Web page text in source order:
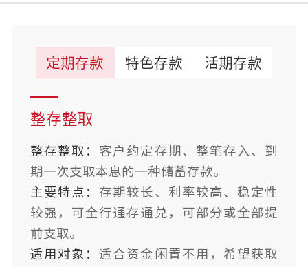
定期存款 特色存款 活期存款
整存整取
整存整取： 客户约定存期、整笔存入、到
期一次支取本息的一种储蓄存款。
主要特点：存期较长、利率较高、稳定性
较强，可全行通存通兑，可部分或全部提
前支取。
适用对象：适合资金闲置不用，希望获取